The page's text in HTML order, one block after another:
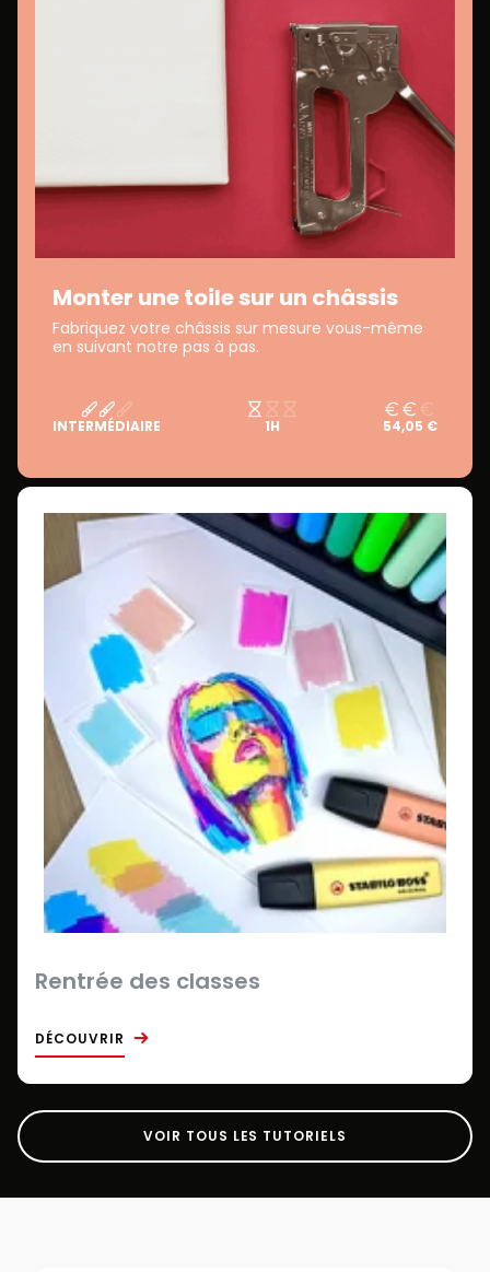
Monter une toile sur un châssis
Fabriquez votre châssis sur mesure vous-même
en suivant notre pas à pas.
INTERMÉDIAIRE 1H 54,05 €
Rentrée des classes
DÉCOUVRIR
VOIR TOUS LES TUTORIELS